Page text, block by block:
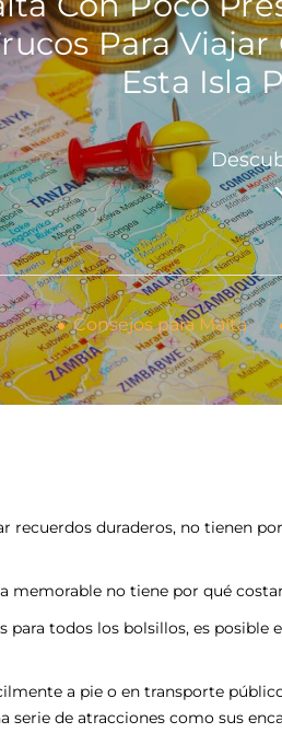
Para
Esta Isla
Consejos para Malta
recuerdos duraderos, no tienen
memorable no tiene por qué
para todos los bolsillos, es posible
a pie o en transporte
de atracciones como sus